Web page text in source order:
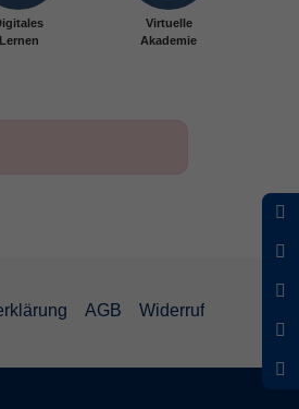
Lernen
Virtuelle
Akademie
AGB Widerruf